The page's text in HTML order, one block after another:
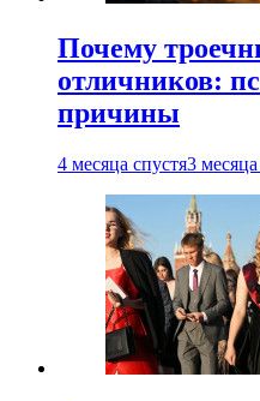
Почему
отличников:
причины
4 месяца спустя3